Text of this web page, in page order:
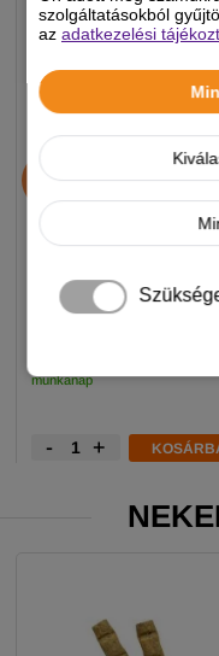
szolgáltatásokból
azadatkezelési
Gulliver Szállító 3
61x40x38cm Green
-5%
Felhasználható kupon:
munkanap
- +